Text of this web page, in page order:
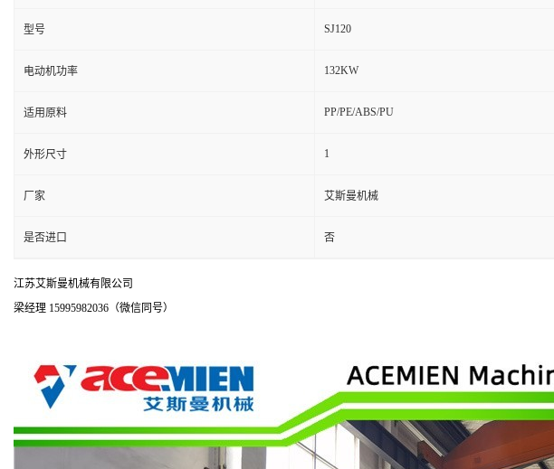
型号 SJ120
电动机功率 132KW
适用原料 PP/PE/ABS/PU
外形尺寸 1
厂家 艾斯曼机械
是否进口 否
江苏艾斯曼机械有限公司
梁经理 15995982036（微信同号）